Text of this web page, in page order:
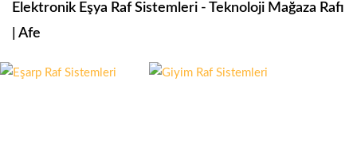
Elektronik Eşya Raf Sistemleri - Teknoloji Mağaza Rafı
| Afe